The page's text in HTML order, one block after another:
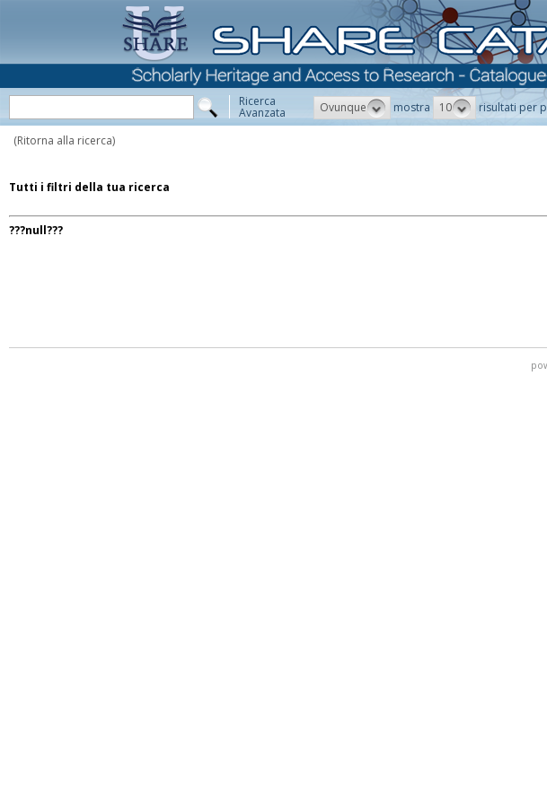
Ricerca
Avanzata Ovunque mostra 10 risultati per
(Ritorna alla ricerca)
Tutti i filtri della tua ricerca
???null???